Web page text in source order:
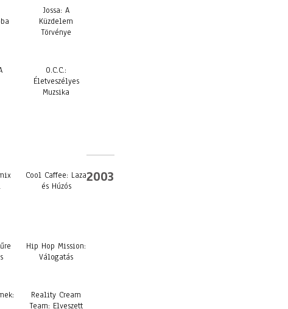
Jossa: A
Küzdelem
Törvénye
O.C.C.:
Életveszélyes
Muzsika
Cool Caffee: Laza
és Húzós
Hip Hop Mission:
Válogatás
Reality Cream
Team: Elveszett
2003